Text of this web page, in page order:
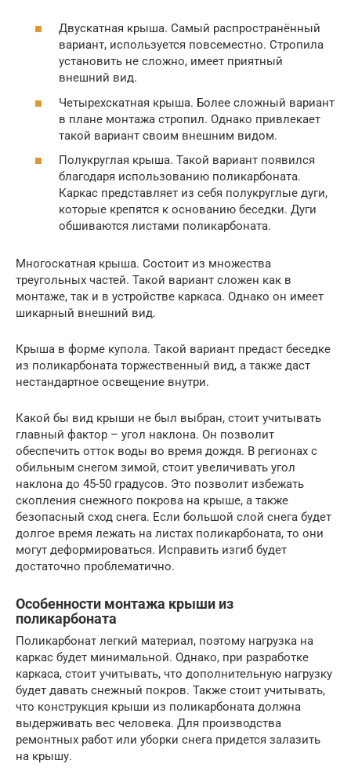
Двускатная крыша. Самый распространённый
вариант, используется повсеместно. Стропила
установить не сложно, имеет приятный
внешний вид.
Четырехскатная крыша. Более сложный вариант
в плане монтажа стропил. Однако привлекает
такой вариант своим внешним видом.
Полукруглая крыша. Такой вариант появился
благодаря использованию поликарбоната.
Каркас представляет из себя полукруглые дуги,
которые крепятся к основанию беседки. Дуги
обшиваются листами поликарбоната.
Многоскатная крыша. Состоит из множества
треугольных частей. Такой вариант сложен как в
монтаже, так и в устройстве каркаса. Однако он имеет
шикарный внешний вид.
Крыша в форме купола. Такой вариант предаст беседке
из поликарбоната торжественный вид, а также даст
нестандартное освещение внутри.
Какой бы вид крыши не был выбран, стоит учитывать
главный фактор – угол наклона. Он позволит
обеспечить отток воды во время дождя. В регионах с
обильным снегом зимой, стоит увеличивать угол
наклона до 45-50 градусов. Это позволит избежать
скопления снежного покрова на крыше, а также
безопасный сход снега. Если большой слой снега будет
долгое время лежать на листах поликарбоната, то они
могут деформироваться. Исправить изгиб будет
достаточно проблематично.
Особенности монтажа крыши из
поликарбоната
Поликарбонат легкий материал, поэтому нагрузка на
каркас будет минимальной. Однако, при разработке
каркаса, стоит учитывать, что дополнительную нагрузку
будет давать снежный покров. Также стоит учитывать,
что конструкция крыши из поликарбоната должна
выдерживать вес человека. Для производства
ремонтных работ или уборки снега придется залазить
на крышу.